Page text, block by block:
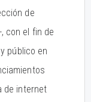
de
con el fin de
público en
de internet